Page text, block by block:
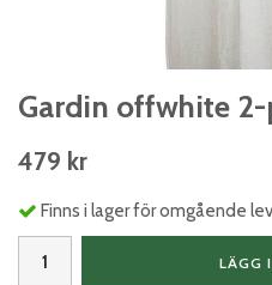
Gardin offwhite 2-
479 kr
Finns i lager för omgående
LÄGG